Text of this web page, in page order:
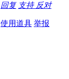
回复 支持 反对
使用道具 举报